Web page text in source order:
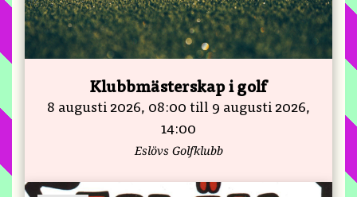
Klubbmästerskap i golf
8 augusti 2026, 08:00 till 9 augusti 2026,
14:00
Eslövs Golfklubb